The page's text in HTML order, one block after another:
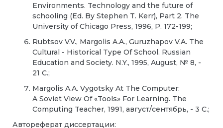
Environments. Technology and the future of
schooling (Ed. By Stephen T. Kerr), Part 2. The
University of Chicago Press, 1996, P. 172-199;
Rubtsov V.V., Margolis A.A., Guruzhapov V.A. The
Cultural - Historical Type Of School. Russian
Education and Society. N.Y., 1995, August, № 8, -
21 С.;
Margolis A.A. Vygotsky At The Computer:
A Soviet View Of «Tools» For Learning. The
Computing Teaсhеr, 1991, август/сентябрь, - 3 С.;
Автореферат диссертации: